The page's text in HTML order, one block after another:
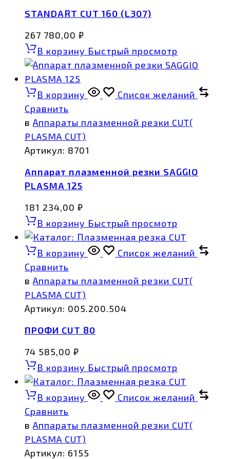
STANDART CUT 160 (L307)
267 780,00 ₽
В корзину Быстрый просмотр
В корзину
Список желаний
Сравнить
в Аппараты плазменной резки CUT(
PLASMA CUT)
Артикул: 8701
Аппарат плазменной резки SAGGIO
PLASMA 125
181 234,00 ₽
В корзину Быстрый просмотр
В корзину
Список желаний
Сравнить
в Аппараты плазменной резки CUT(
PLASMA CUT)
Артикул: 005.200.504
ПРОФИ CUT 80
74 585,00 ₽
В корзину Быстрый просмотр
В корзину
Список желаний
Сравнить
в Аппараты плазменной резки CUT(
PLASMA CUT)
Артикул: 6155